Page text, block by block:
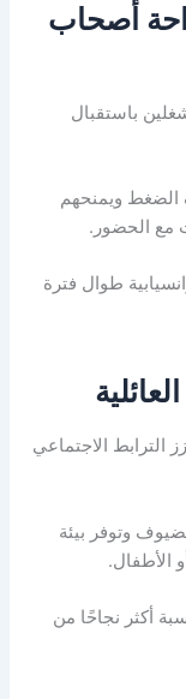
أصحاب
باستقبال
ويمنحهم
مع الحضور.
طوال فترة
الترابط الاجتماعي
وتوفر بيئة
الأطفال.
أكثر نجاحًا من